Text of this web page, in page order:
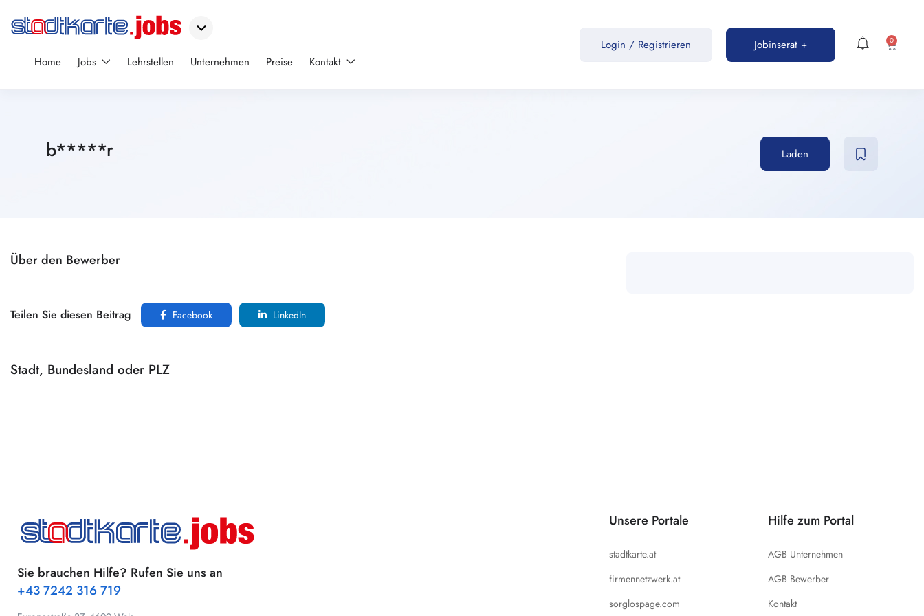
Home Jobs Lehrstellen Unternehmen Preise Kontakt
Login / Registrieren Jobinserat + 0
b*****r Laden
Über den Bewerber
Teilen Sie diesen Beitrag Facebook LinkedIn
Stadt, Bundesland oder PLZ
Sie brauchen Hilfe? Rufen Sie uns an
+43 7242 316 719
Unsere Portale
stadtkarte.at
firmennetzwerk.at
sorglospage.com
Hilfe zum Portal
AGB Unternehmen
AGB Bewerber
Kontakt